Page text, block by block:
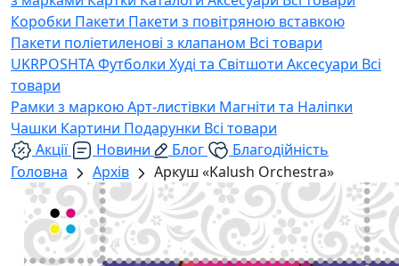
Коробки Пакети Пакети з повітряною вставкою
Пакети поліетиленові з клапаном Всі товари
UKRPOSHTAФутболки Худі та Світшоти Аксесуари Всі
товари
Рамки з маркоюАрт-листівки Магніти та Наліпки
Чашки Картини Подарунки Всі товари
Акції
Новини Блог
Благодійність
Головна
Архів Аркуш «Kalush Orchestra»